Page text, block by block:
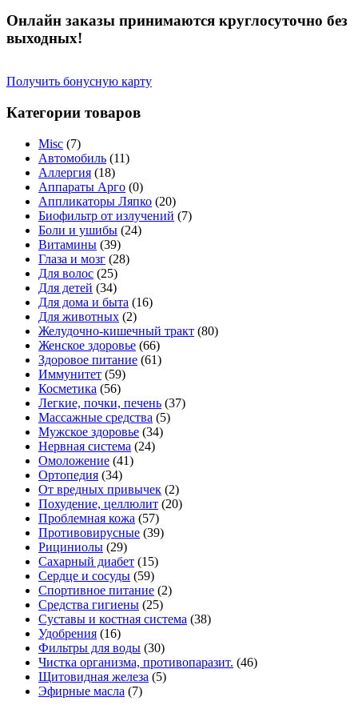
Онлайн заказы принимаются круглосуточно без
выходных!
Получить бонусную карту
Категории товаров
Misc (7)
Автомобиль (11)
Аллергия (18)
Аппараты Арго (0)
Аппликаторы Ляпко (20)
Биофильтр от излучений (7)
Боли и ушибы (24)
Витамины (39)
Глаза и мозг (28)
Для волос (25)
Для детей (34)
Для дома и быта (16)
Для животных (2)
Желудочно-кишечный тракт (80)
Женское здоровье (66)
Здоровое питание (61)
Иммунитет (59)
Косметика (56)
Легкие, почки, печень (37)
Массажные средства (5)
Мужское здоровье (34)
Нервная система (24)
Омоложение (41)
Ортопедия (34)
От вредных привычек (2)
Похудение, целлюлит (20)
Проблемная кожа (57)
Противовирусные (39)
Рициниолы (29)
Сахарный диабет (15)
Сердце и сосуды (59)
Спортивное питание (2)
Средства гигиены (25)
Суставы и костная система (38)
Удобрения (16)
Фильтры для воды (30)
Чистка организма, противопаразит. (46)
Щитовидная железа (5)
Эфирные масла (7)